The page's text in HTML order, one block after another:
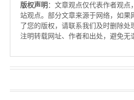
版权声明 ：文章观点仅代表作者观点
站观点。部分文章来源于网络，如果
了您的版权，请联系我们及时删除处
注明转载网址、作者和出处，避免无